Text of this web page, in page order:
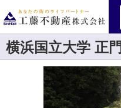
横浜国立大学 正門